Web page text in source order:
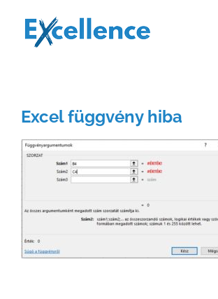
Excel függvény hiba